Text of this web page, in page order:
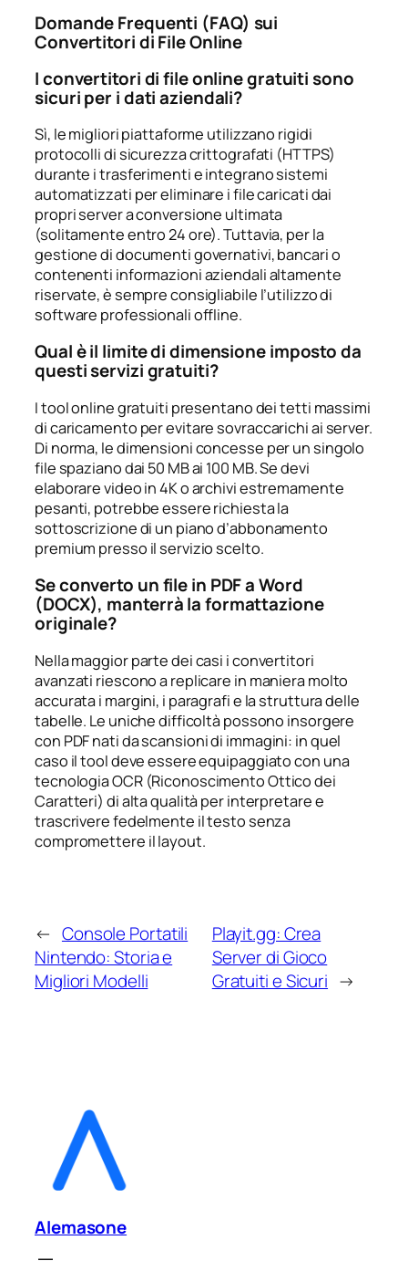
Domande Frequenti (FAQ) sui
Convertitori di File Online
I convertitori di file online gratuiti sono
sicuri per i dati aziendali?
Sì, le migliori piattaforme utilizzano rigidi
protocolli di sicurezza crittografati (HTTPS)
durante i trasferimenti e integrano sistemi
automatizzati per eliminare i file caricati dai
propri server a conversione ultimata
(solitamente entro 24 ore). Tuttavia, per la
gestione di documenti governativi, bancari o
contenenti informazioni aziendali altamente
riservate, è sempre consigliabile l’utilizzo di
software professionali offline.
Qual è il limite di dimensione imposto da
questi servizi gratuiti?
I tool online gratuiti presentano dei tetti massimi
di caricamento per evitare sovraccarichi ai server.
Di norma, le dimensioni concesse per un singolo
file spaziano dai 50 MB ai 100 MB. Se devi
elaborare video in 4K o archivi estremamente
pesanti, potrebbe essere richiesta la
sottoscrizione di un piano d’abbonamento
premium presso il servizio scelto.
Se converto un file in PDF a Word
(DOCX), manterrà la formattazione
originale?
Nella maggior parte dei casi i convertitori
avanzati riescono a replicare in maniera molto
accurata i margini, i paragrafi e la struttura delle
tabelle. Le uniche difficoltà possono insorgere
con PDF nati da scansioni di immagini: in quel
caso il tool deve essere equipaggiato con una
tecnologia OCR (Riconoscimento Ottico dei
Caratteri) di alta qualità per interpretare e
trascrivere fedelmente il testo senza
compromettere il layout.
← Console Portatili
Nintendo: Storia e
Migliori Modelli
Playit.gg: Crea
Server di Gioco
Gratuiti e Sicuri →
Alemasone